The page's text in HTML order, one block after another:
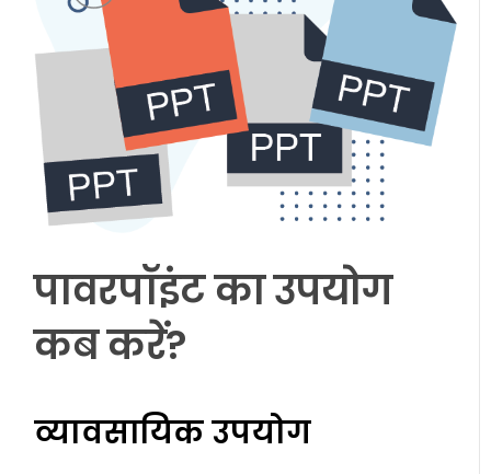
पावरपॉइंट का उपयोग
कब करें?
व्यावसायिक उपयोग